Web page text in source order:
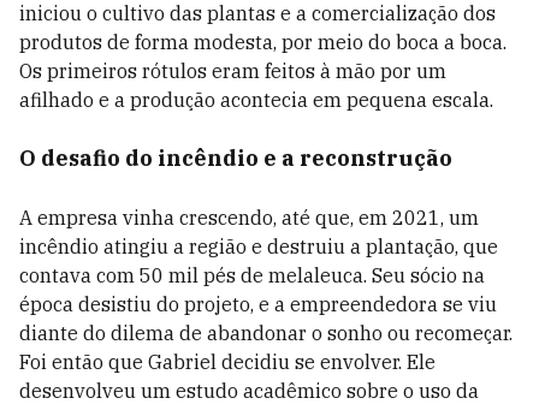
iniciou o cultivo das plantas e a comercialização dos
produtos de forma modesta, por meio do boca a boca.
Os primeiros rótulos eram feitos à mão por um
afilhado e a produção acontecia em pequena escala.
O desafio do incêndio e a reconstrução
A empresa vinha crescendo, até que, em 2021, um
incêndio atingiu a região e destruiu a plantação, que
contava com 50 mil pés de melaleuca. Seu sócio na
época desistiu do projeto, e a empreendedora se viu
diante do dilema de abandonar o sonho ou recomeçar.
Foi então que Gabriel decidiu se envolver. Ele
desenvolveu um estudo acadêmico sobre o uso da